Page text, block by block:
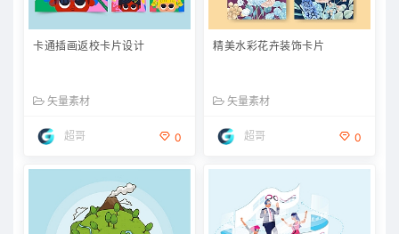
卡通插画返校卡片设计
矢量素材
超哥 0
精美水彩花卉装饰卡片
矢量素材
超哥 0